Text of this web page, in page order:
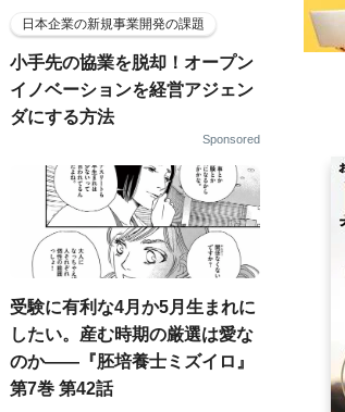
日本企業の新規事業開発の課題
小手先の協業を脱却！オープン
イノベーションを経営アジェン
ダにする方法
Sponsored
受験に有利な4月か5月生まれに
したい。産む時期の厳選は愛な
のか――『胚培養士ミズイロ』
第7巻 第42話